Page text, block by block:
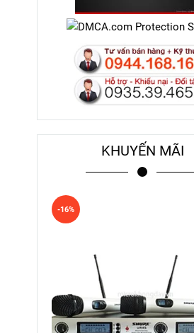
KHUYẾN MÃI
-16%